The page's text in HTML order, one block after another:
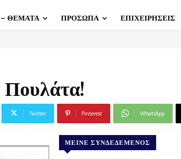
– ΘΕΜΑΤΑ ΠΡΟΣΩΠΑ ΕΠΙΧΕΙΡΗΣΕΙΣ
Πουλάτα!
Twitter Pinterest WhatsApp
ΜΕΊΝΕ ΣΥΝΔΕΔΕΜΈΝΟΣ